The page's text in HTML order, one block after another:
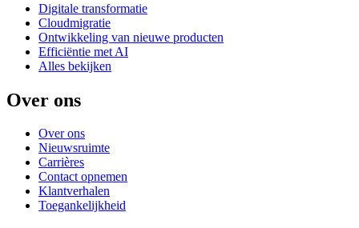
Digitale transformatie
Cloudmigratie
Ontwikkeling van nieuwe producten
Efficiëntie met AI
Alles bekijken
Over ons
Over ons
Nieuwsruimte
Carrières
Contact opnemen
Klantverhalen
Toegankelijkheid